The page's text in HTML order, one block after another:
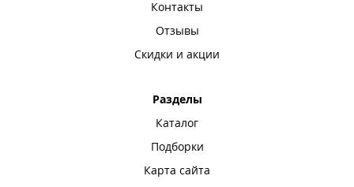
Контакты
Отзывы
Скидки и акции
Разделы
Каталог
Подборки
Карта сайта